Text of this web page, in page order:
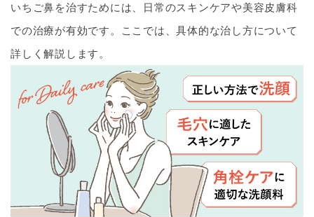
いちご鼻を治すためには、日常のスキンケアや美容皮膚科
での治療が有効です。ここでは、具体的な治し方について
詳しく解説します。